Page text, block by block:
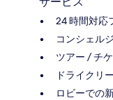
24 時間対応
コンシェル
ツアー / チ
ドライクリ
ロビーでの